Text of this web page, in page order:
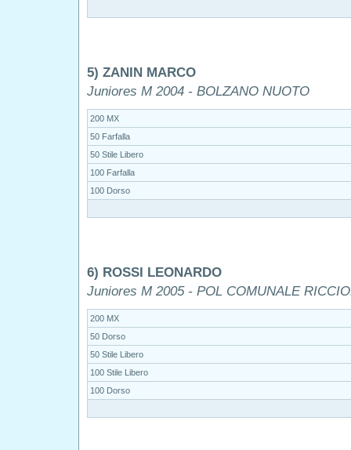
5) ZANIN MARCO
Juniores M 2004 - BOLZANO NUOTO
200 MX
50 Farfalla
50 Stile Libero
100 Farfalla
100 Dorso
6) ROSSI LEONARDO
Juniores M 2005 - POL COMUNALE
200 MX
50 Dorso
50 Stile Libero
100 Stile Libero
100 Dorso